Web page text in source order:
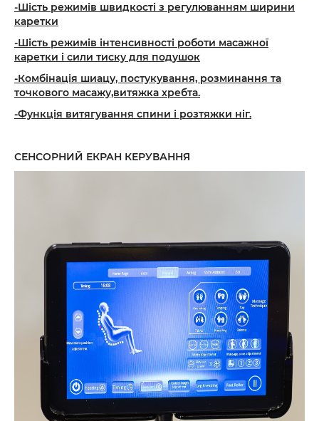
-Шість режимів швидкості з регулюванням ширини
каретки
-Шість режимів інтенсивності роботи масажної
каретки і сили тиску для подушок
-Комбінація шиацу, постукування, розминання та
точкового масажу,витяжка хребта.
-Функція витягування спини і розтяжки ніг.
СЕНСОРНИЙ ЕКРАН КЕРУВАННЯ